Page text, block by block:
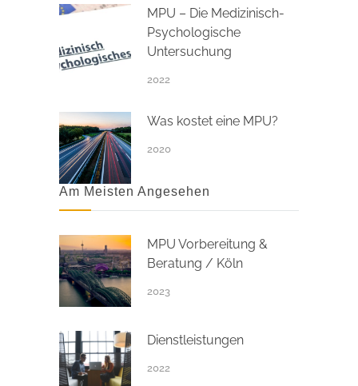
MPU – Die Medizinisch-
Psychologische
Untersuchung
2022
Was kostet eine MPU?
2020
Am Meisten Angesehen
MPU Vorbereitung &
Beratung / Köln
2023
Dienstleistungen
2022